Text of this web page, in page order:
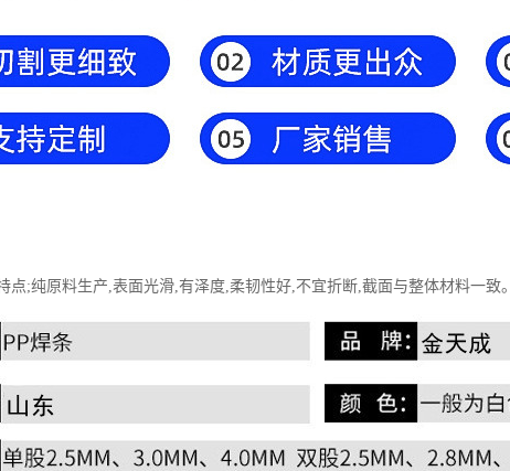
点;纯原料生产,表面光滑,有泽度,柔韧性好,不宜折断,截面与整体材料一致。